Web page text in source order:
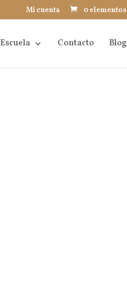
Mi cuenta 0 elementos
Escuela Contacto Blog